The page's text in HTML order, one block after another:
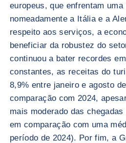
europeus, que enfrentam
nomeadamente a Itália e a
respeito aos serviços, a
beneficiar da robustez do
continuou a bater recordes
constantes, as receitas do
8,9% entre janeiro e agosto
comparação com 2024,
mais moderado das
em comparação com uma
período de 2024). Por fim, a